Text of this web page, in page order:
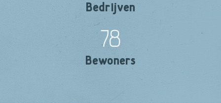
Bedrijven
78
Bewoners